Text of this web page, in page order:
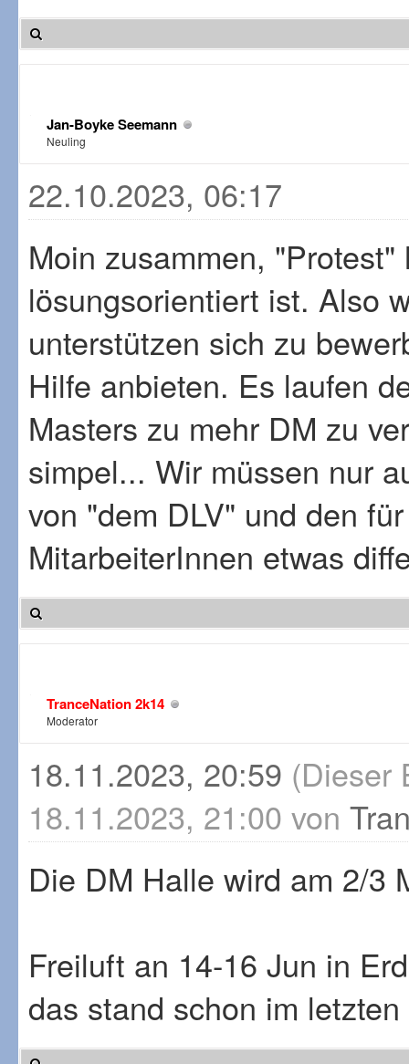
Jan-Boyke Seemann
Neuling
22.10.2023, 06:17
Moin zusammen,
lösungsorientiert ist. Also
unterstützen sich zu
Hilfe anbieten. Es laufen
Masters zu mehr DM zu
simpel... Wir müssen nur
von "dem DLV" und den
MitarbeiterInnen etwas
TranceNation 2k14
Moderator
18.11.2023, 20:59 (Dieser
18.11.2023, 21:00 von
Die DM Halle wird am 2/3
Freiluft an 14-16 Jun in
das stand schon im